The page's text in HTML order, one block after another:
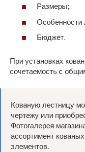
Размеры;
Особенности
Бюджет.
При установках
сочетаемость с
Кованую лестницу
чертежу или
Фотогалерея
ассортимент
элементов.